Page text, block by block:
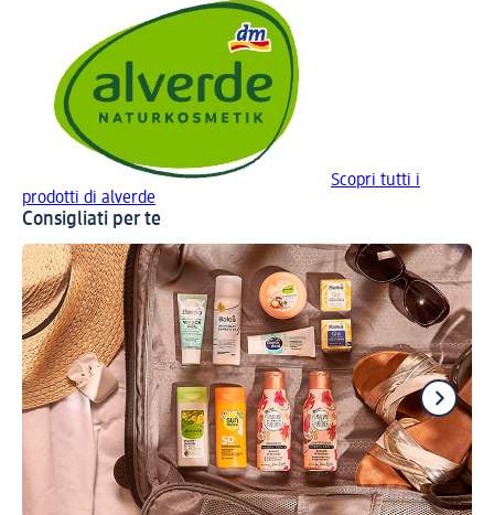
Scopri tutti i
prodotti di alverde
Consigliati per te